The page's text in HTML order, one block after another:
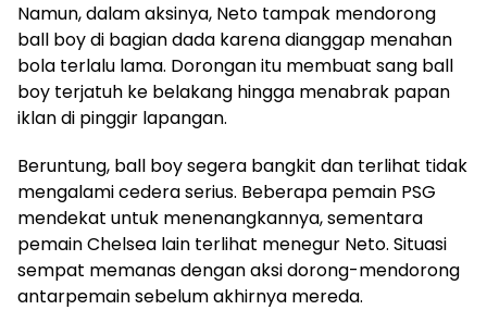
Namun, dalam aksinya, Neto tampak mendorong
ball boy di bagian dada karena dianggap menahan
bola terlalu lama. Dorongan itu membuat sang ball
boy terjatuh ke belakang hingga menabrak papan
iklan di pinggir lapangan.
Beruntung, ball boy segera bangkit dan terlihat tidak
mengalami cedera serius. Beberapa pemain PSG
mendekat untuk menenangkannya, sementara
pemain Chelsea lain terlihat menegur Neto. Situasi
sempat memanas dengan aksi dorong-mendorong
antarpemain sebelum akhirnya mereda.